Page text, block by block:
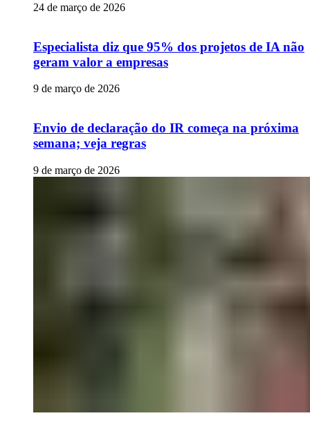
24 de março de 2026
Especialista diz que 95% dos projetos de IA não
geram valor a empresas
9 de março de 2026
Envio de declaração do IR começa na próxima
semana; veja regras
9 de março de 2026